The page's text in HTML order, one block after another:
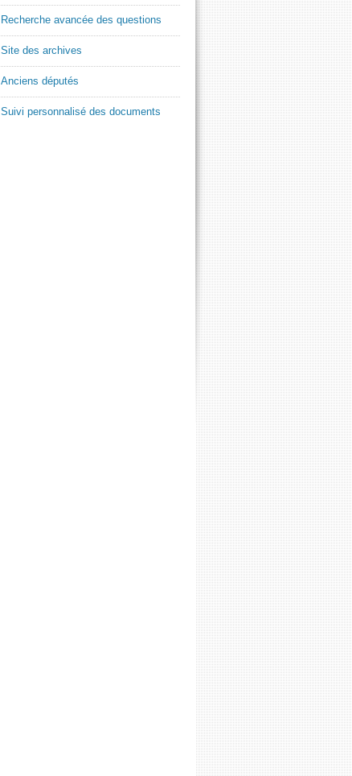
Recherche avancée des questions
Site des archives
Anciens députés
Suivi personnalisé des documents